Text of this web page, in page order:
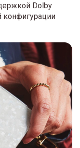
Dolby
конфигурации